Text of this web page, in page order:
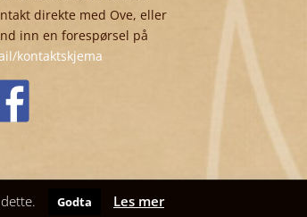
direkte med Ove, eller
inn en forespørsel på
kontaktskjema
Godta Les mer